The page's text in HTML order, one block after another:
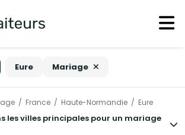
Eure Mariage
France Haute-Normandie Eure
les villes principales pour un mariage